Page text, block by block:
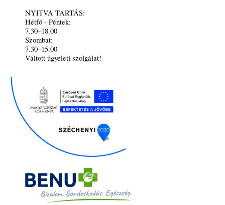
NYITVA TARTÁS:
Hétfő - Péntek:
7.30–18.00
Szombat:
7.30–15.00
Váltott ügyeleti szolgálat!